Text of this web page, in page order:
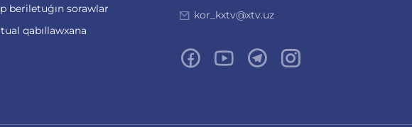
beriletuǵın sorawlar
qabıllawxana
kor_kxtv@xtv.uz